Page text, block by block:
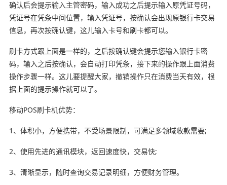
确认后会提示输入主管密码，输入成功之后提示输入原凭证号码，
凭证号在凭条中间位置，输入凭证号，按确认会出现原银行卡交易
信息，再次按确认键，这儿输入卡号和刷卡都可以。
刷卡方式跟上面是一样的，之后按确认键会提示您输入银行卡密
码，输入之后按确认，会自动打印凭条，接下来的操作跟上面消费
操作步骤一样。这儿要提醒大家，撤销操作只在消费当天有效，根
据上面的提示操作就可以了。
移动POS刷卡机优势：
1、体积小，方便携带，不受场景限制，可满足多领域收款需要;
2、使用先进的通讯模块，返回速度快，交易快;
3、清晰显示，随时查询交易记录明细，方便财务管理。